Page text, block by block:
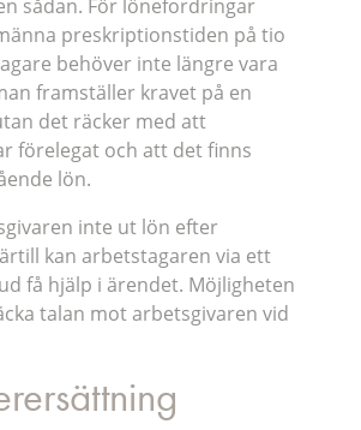
sådan. För lönefordringar
preskriptionstiden på tio
behöver inte längre vara
framställer kravet på en
det räcker med att
förelegat och att det finns
lön.
inte ut lön efter
kan arbetstagaren via ett
få hjälp i ärendet. Möjligheten
talan mot arbetsgivaren vid